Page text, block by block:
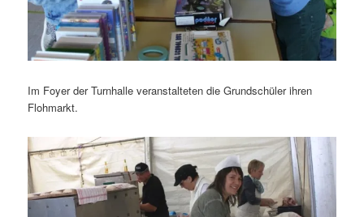
Im Foyer der Turnhalle veranstalteten die Grundschüler ihren
Flohmarkt.